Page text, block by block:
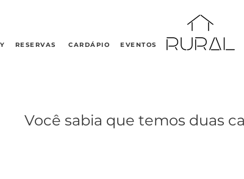
RESERVAS CARDÁPIO EVENTOS
Você sabia que temos duas